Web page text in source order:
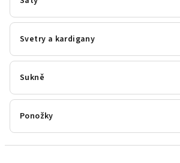
Svetry a kardigany
Sukně
Ponožky